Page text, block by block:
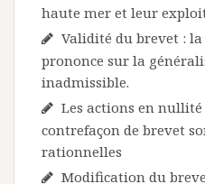
haute mer et leur
Validité du brevet : la
prononce sur la
inadmissible.
Les actions en
contrefaçon de brevet
rationnelles
Modification du